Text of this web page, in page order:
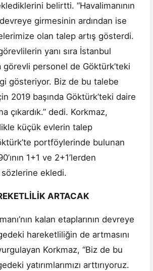
belirtti. “Havalimanının
girmesinin ardından ise
olan talep artış gösterdi.
yanı sıra İstanbul
görevli personel de Göktürk’teki
gösteriyor. Biz de bu talebe
2019 başında Göktürk’teki daire
çıkardık.” dedi. Korkmaz,
küçük evlerin talep
portföylerinde bulunan
1+1 ve 2+1’lerden
ekledi.
ARTACAK
kalan etaplarının devreye
hareketliliğin de artmasını
Korkmaz, “Biz de bu
yatırımlarımızı arttırıyoruz.